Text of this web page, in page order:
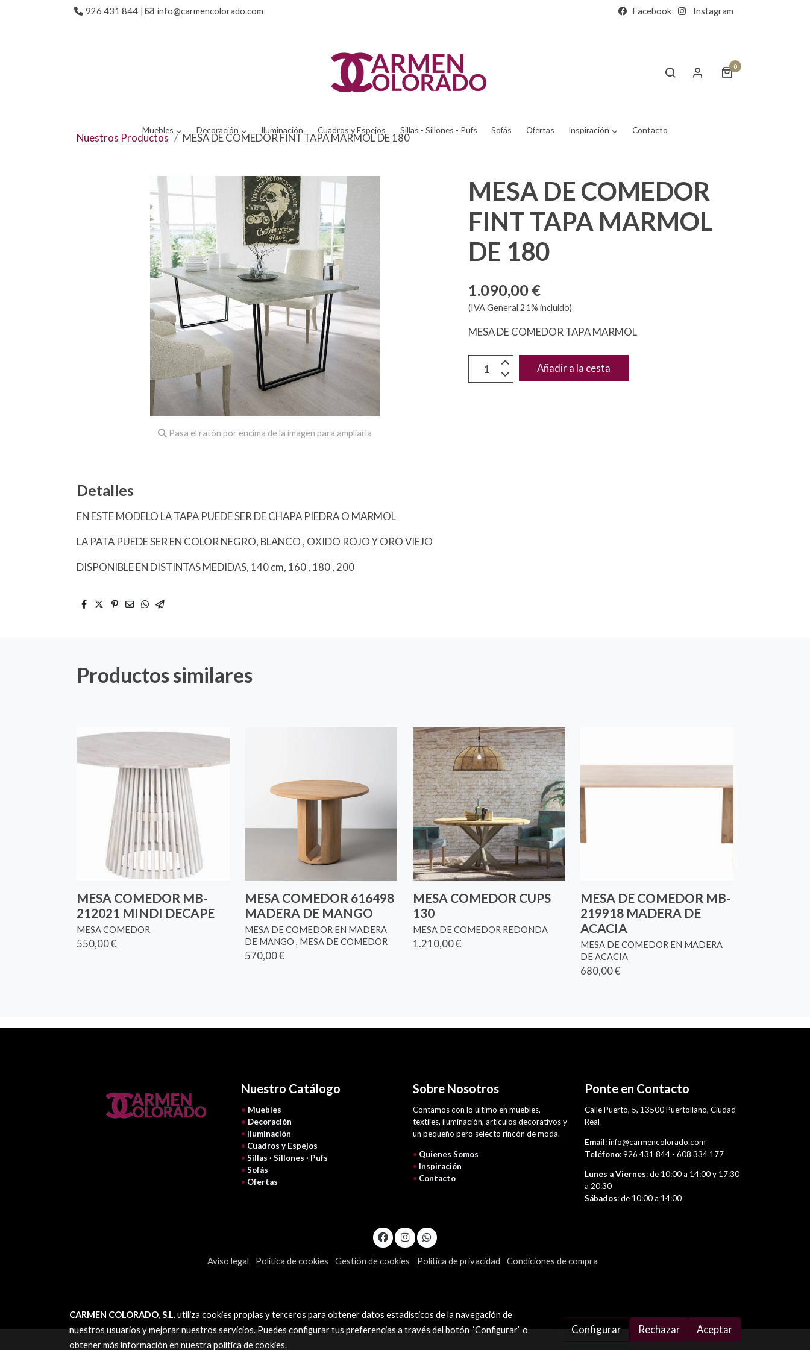
926 431 844 | info@carmencolorado.com Facebook Instagram
0
Muebles Decoración Iluminación Cuadros y Espejos Sillas - Sillones - Pufs Sofás Ofertas Inspiración Contacto
Nuestros Productos MESA DE COMEDOR FINT TAPA MARMOL DE 180
Pasa el ratón por encima de la imagen para ampliarla
Detalles
EN ESTE MODELO LA TAPA PUEDE SER DE CHAPA PIEDRA O MARMOL
LA PATA PUEDE SER EN COLOR NEGRO, BLANCO , OXIDO ROJO Y ORO VIEJO
DISPONIBLE EN DISTINTAS MEDIDAS, 140 cm, 160 , 180 , 200
MESA DE COMEDOR
FINT TAPA MARMOL
DE 180
1.090,00 €
(IVA General 21% incluido)
MESA DE COMEDOR TAPA MARMOL
Añadir a la cesta
Productos similares
MESA COMEDOR MB-
212021 MINDI DECAPE
MESA COMEDOR
550,00 €
MESA COMEDOR 616498
MADERA DE MANGO
MESA DE COMEDOR EN MADERA
DE MANGO , MESA DE COMEDOR
570,00 €
MESA COMEDOR CUPS
130
MESA DE COMEDOR REDONDA
1.210,00 €
MESA DE COMEDOR MB-
219918 MADERA DE
ACACIA
MESA DE COMEDOR EN MADERA
DE ACACIA
680,00 €
Nuestro Catálogo
• Muebles
• Decoración
• Iluminación
• Cuadros y Espejos
• Sillas · Sillones · Pufs
• Sofás
• Ofertas
Sobre Nosotros
Contamos con lo último en muebles,
textiles, iluminación, artículos decorativos y
un pequeño pero selecto rincón de moda.
• Quienes Somos
• Inspiración
• Contacto
Ponte en Contacto
Calle Puerto, 5, 13500 Puertollano, Ciudad
Real
Email: info@carmencolorado.com
Teléfono: 926 431 844 - 608 334 177
Lunes a Viernes: de 10:00 a 14:00 y 17:30
a 20:30
Sábados: de 10:00 a 14:00
Aviso legal Política de cookies Gestión de cookies Política de privacidad Condiciones de compra
CARMEN COLORADO, S.L.utiliza cookies propias y terceros para obtener datos estadísticos de la navegación de
nuestros usuarios y mejorar nuestros servicios. Puedes configurar tus preferencias a través del botón “Configurar” o
obtener más información en nuestra política de cookies.
Configurar Rechazar Aceptar